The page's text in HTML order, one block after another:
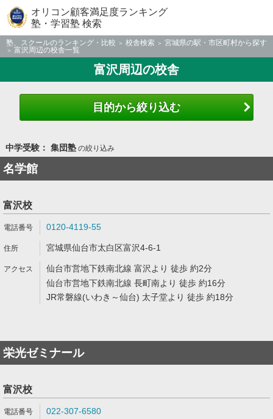
オリコン顧客満足度ランキング
塾・学習塾 検索
塾、スクールのランキング・比較 校舎検索
宮城県の駅・市区町村から探す
富沢周辺の校舎一覧
富沢周辺の校舎
目的から絞り込む
中学受験： 集団塾の絞り込み
名学館
富沢校
0120-4119-55
宮城県仙台市太白区富沢4-6-1
仙台市営地下鉄南北線 富沢より 徒歩 約2分
仙台市営地下鉄南北線 長町南より 徒歩 約16分
JR常磐線(いわき～仙台) 太子堂より 徒歩 約18分
栄光ゼミナール
富沢校
022-307-6580